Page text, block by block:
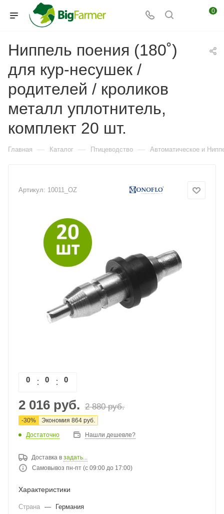
0
Ниппель поения (180˚)
для кур-несушек /
родителей / кроликов
металл уплотнитель,
комплект 20 шт.
Главная — Каталог — Птицеводство — Автоматическое и
Артикул: 10011_OZ
0 0 0
2 016 руб. 2 880руб.
-30% Экономия 864 руб.
Достаточно Нашли дешевле?
Доставка в задать...
Самовывоз пн-пт (с 09:00 до 17:00)
Характеристики
Страна — Германия